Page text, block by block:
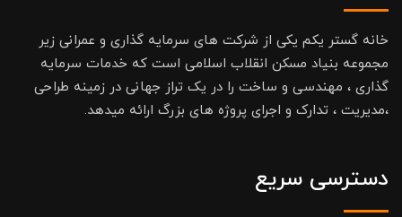
خانه گستر یکم یکی از شرکت های سرمایه گذاری و عمرانی زیر
مجموعه بنیاد مسکن انقلاب اسلامی است که خدمات سرمایه
گذاری ، مهندسی و ساخت را در یک تراز جهانی در زمینه طراحی
،مدیریت ، تدارک و اجرای پروژه های بزرگ ارائه میدهد.
دسترسی سریع